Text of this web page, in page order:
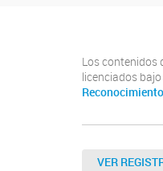
Los contenidos
licenciados bajo
VER